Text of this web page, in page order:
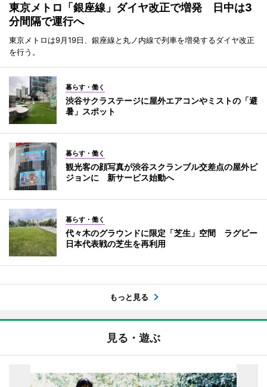
東京メトロ「銀座線」ダイヤ改正で増発 日中は3
分間隔で運行へ
東京メトロは9月19日、銀座線と丸ノ内線で列車を増発するダイヤ改正
を行う。
暮らす・働く
渋谷サクラステージに屋外エアコンやミストの「避
暑」スポット
暮らす・働く
観光客の顔写真が渋谷スクランブル交差点の屋外ビ
ジョンに 新サービス始動へ
暮らす・働く
代々木のグラウンドに限定「芝生」空間 ラグビー
日本代表戦の芝生を再利用
もっと見る
見る・遊ぶ